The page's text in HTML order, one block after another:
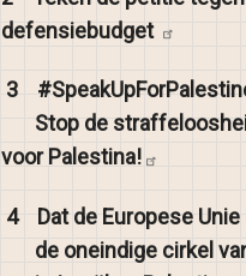
defensiebudget
3
Stop de
voorPalestina!
4 Dat de Europese Unie
de oneindige cirkel